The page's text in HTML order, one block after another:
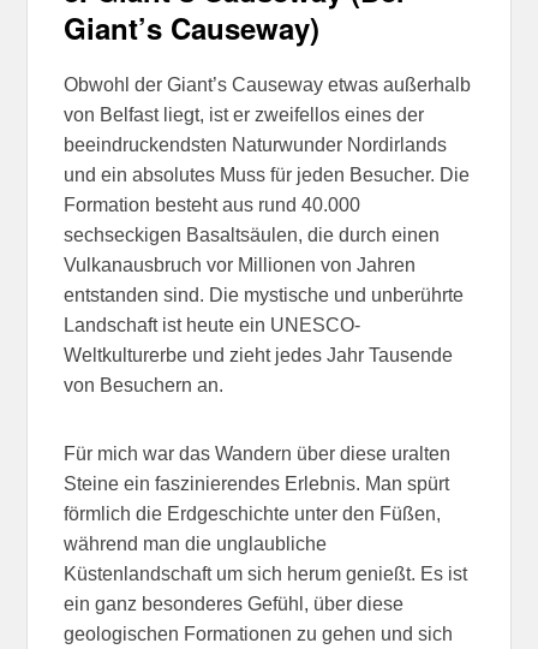
Giant’s Causeway)
Obwohl der Giant’s Causeway etwas außerhalb
von Belfast liegt, ist er zweifellos eines der
beeindruckendsten Naturwunder Nordirlands
und ein absolutes Muss für jeden Besucher. Die
Formation besteht aus rund 40.000
sechseckigen Basaltsäulen, die durch einen
Vulkanausbruch vor Millionen von Jahren
entstanden sind. Die mystische und unberührte
Landschaft ist heute ein UNESCO-
Weltkulturerbe und zieht jedes Jahr Tausende
von Besuchern an.
Für mich war das Wandern über diese uralten
Steine ein faszinierendes Erlebnis. Man spürt
förmlich die Erdgeschichte unter den Füßen,
während man die unglaubliche
Küstenlandschaft um sich herum genießt. Es ist
ein ganz besonderes Gefühl, über diese
geologischen Formationen zu gehen und sich